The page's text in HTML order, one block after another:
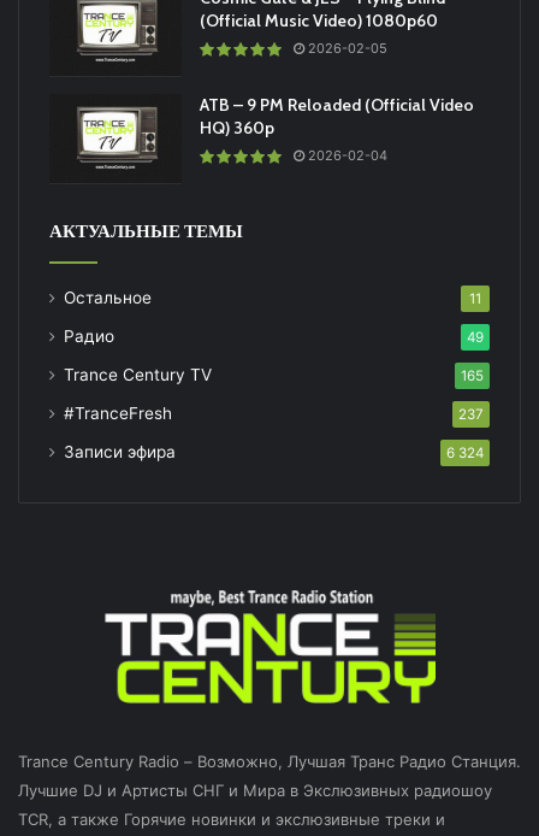
(Official Music Video) 1080p60
2026-02-05
ATB – 9 PM Reloaded (Official Video
HQ) 360p
2026-02-04
АКТУАЛЬНЫЕ ТЕМЫ
Остальное 11
Радио 49
Trance Century TV 165
#TranceFresh 237
Записи эфира 6 324
Trance Century Radio – Возможно, Лучшая Транс Радио Станция.
Лучшие DJ и Артисты СНГ и Мира в Экслюзивных радиошоу
TCR, а также Горячие новинки и экслюзивные треки и